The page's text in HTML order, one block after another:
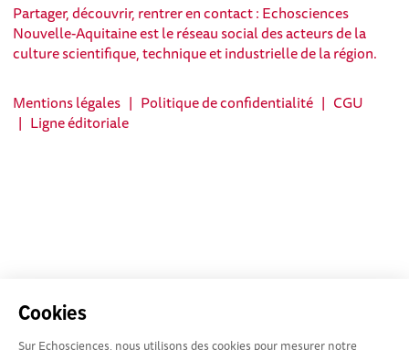
Cookies
Sur Echosciences, nous utilisons des cookies pour mesurer notre
Partager, découvrir, rentrer en contact : Echosciences
Nouvelle-Aquitaine est le réseau social des acteurs de la
culture scientifique, technique et industrielle de la région.
Mentions légales | Politique de confidentialité | CGU
| Ligne éditoriale